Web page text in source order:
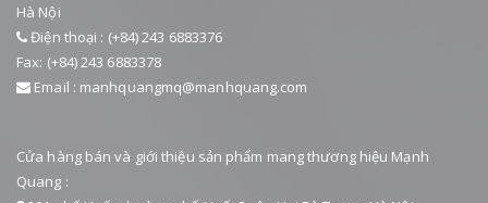
Hà Nội
Điện thoại : (+84) 243 6883376
Fax: (+84) 243 6883378
Email : manhquangmq@manhquang.com
Cửa hàng bán và giới thiệu sản phẩm mang thương hiệu Mạnh
Quang :